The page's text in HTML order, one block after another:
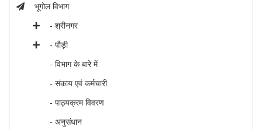
भूगोल विभाग
- श्रीनगर
- पौड़ी
- विभाग के बारे में
- संकाय एवं कर्मचारी
- पाठ्यक्रम विवरण
- अनुसंधान